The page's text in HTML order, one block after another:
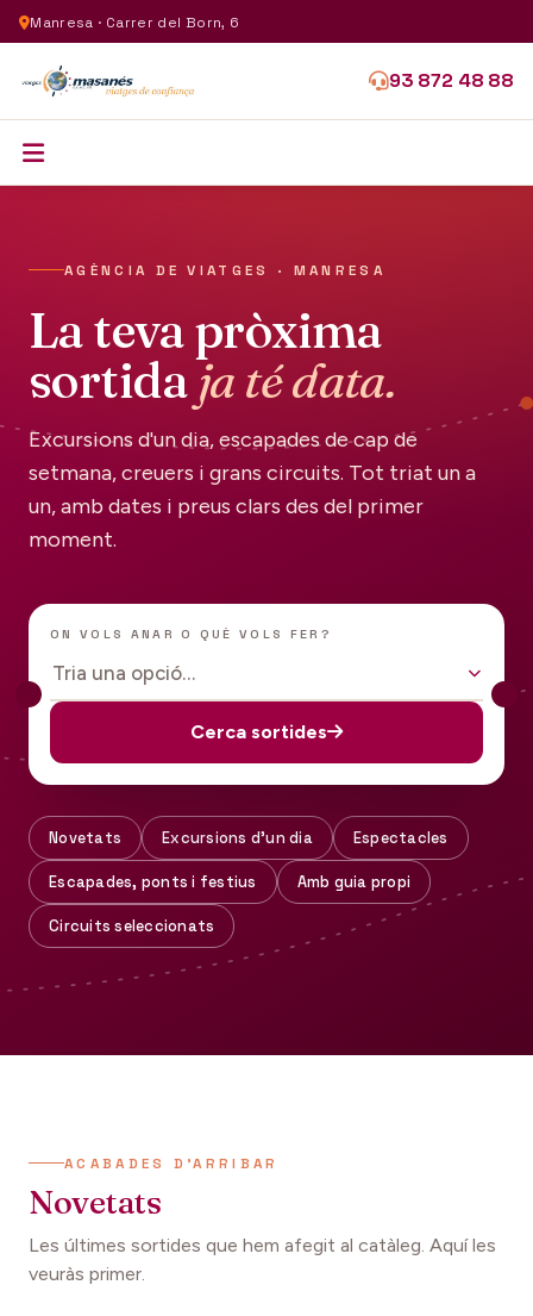
Manresa · Carrer del Born, 6
93 872 48 88
AGÈNCIA DE VIATGES · MANRESA
La teva pròxima
sortidaja té data.
Excursions d'un dia, escapades de cap de
setmana, creuers i grans circuits. Tot triat un a
un, amb dates i preus clars des del primer
moment.
ON VOLS ANAR O QUÈ VOLS FER?
Tria una opció…
Cerca sortides
Novetats Excursions d'un dia Espectacles
Escapades, ponts i festius Amb guia propi
Circuits seleccionats
ACABADES D'ARRIBAR
Novetats
Les últimes sortides que hem afegit al catàleg. Aquí les
veuràs primer.